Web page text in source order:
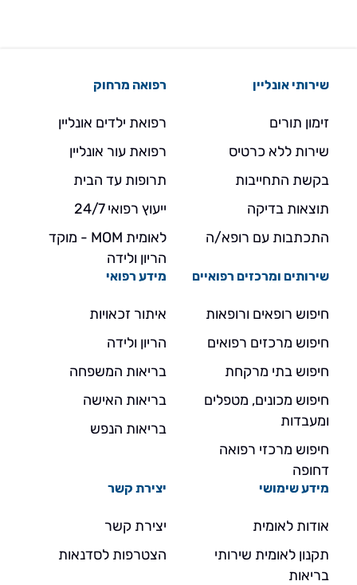
שירותי אונליין
זימון תורים
שירות ללא כרטיס
בקשת התחייבות
תוצאות בדיקה
התכתבות עם רופא/ה
רפואה מרחוק
רפואת ילדים אונליין
רפואת עור אונליין
תרופות עד הבית
ייעוץ רפואי 24/7
לאומית MOM - מוקד
הריון ולידה
שירותים ומרכזים רפואיים
חיפוש רופאים ורופאות
חיפוש מרכזים רפואים
חיפוש בתי מרקחת
חיפוש מכונים, מטפלים
ומעבדות
חיפוש מרכזי רפואה
דחופה
מידע רפואי
איתור זכאויות
הריון ולידה
בריאות המשפחה
בריאות האישה
בריאות הנפש
מידע שימושי
אודות לאומית
תקנון לאומית שירותי
בריאות
יצירת קשר
יצירת קשר
הצטרפות לסדנאות